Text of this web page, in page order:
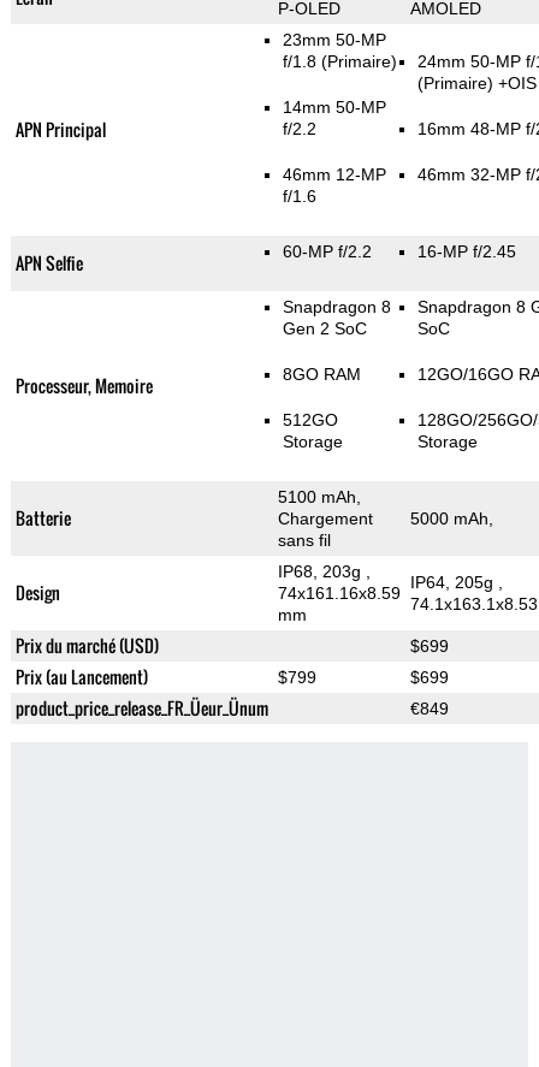
P-OLED
AMOLED
APN Principal
23mm 50-MP
f/1.8(Primaire)
14mm 50-MP
f/2.2
46mm 12-MP
f/1.6
24mm 50-MP f/
(Primaire) +OIS
16mm 48-MP f/
46mm 32-MP f/
APN Selfie 60-MP f/2.2 16-MP f/2.45
Processeur, Memoire
Snapdragon 8
Gen 2 SoC
8GO RAM
512GO
Storage
Snapdragon 8
SoC
12GO/16GO
128GO/
Storage
Batterie
5100 mAh,
Chargement
sans fil
5000 mAh,
Design
IP68, 203g
74x161.16x8.59
mm
IP64, 205g
Prix du marché (USD) $699
Prix (au Lancement) $799 $699
product_price_release_FR_Üeur_Ünum €849